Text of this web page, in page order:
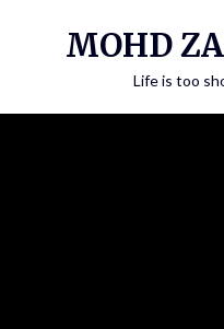
MOHD
Life is too